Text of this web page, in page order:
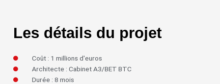
Les détails du projet
Coût : 1 millions d'euros
Architecte : Cabinet A3/BET BTC
Durée : 8 mois